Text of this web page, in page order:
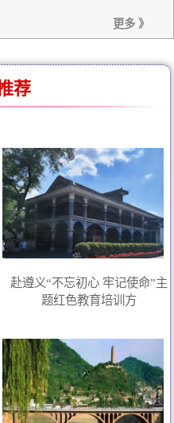
更多 》
荐
赴遵义“不忘初心 牢记使命”主
题红色教育培训方